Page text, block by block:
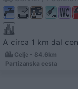
A circa 1 km dal
Celje - 84.6km
Partizanska cesta